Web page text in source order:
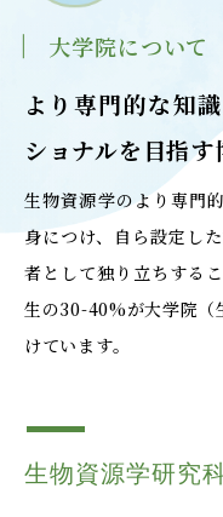
大学院について
より専門的な知
ショナルを目指す
生物資源学のより専門
身につけ、自ら設定し
者として独り立ちする
生の30-40%が大学院（
けています。
生物資源学研究